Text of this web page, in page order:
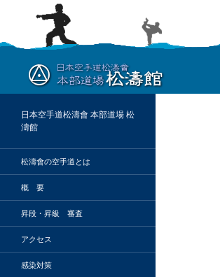
日本空手道松濤會 本部道場 松
濤館
松濤會の空手道とは
概 要
昇段・昇級 審査
アクセス
感染対策